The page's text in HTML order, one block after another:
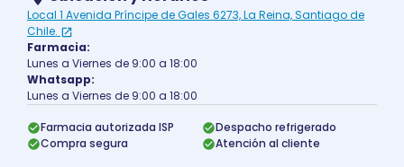
Local 1 Avenida Príncipe de Gales 6273, La Reina, Santiago de
Chile.
Farmacia:
Lunes a Viernes de 9:00 a 18:00
Whatsapp:
Lunes a Viernes de 9:00 a 18:00
Farmacia autorizada ISP
Despacho refrigerado
Compra segura
Atención al cliente